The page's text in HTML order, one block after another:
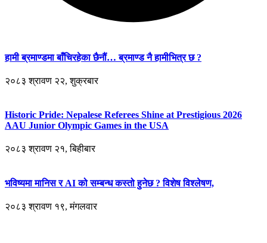
हामी ब्रमाण्डमा बाँचिरहेका छैनौं… ब्रमाण्ड नै हामीभित्र छ ?
२०८३ श्रावण २२, शुक्रबार
Historic Pride: Nepalese Referees Shine at Prestigious 2026
AAU Junior Olympic Games in the USA
२०८३ श्रावण २१, बिहीबार
भविष्यमा मानिस र AI को सम्बन्ध कस्तो हुनेछ ? विशेष विश्लेषण,
२०८३ श्रावण १९, मंगलवार